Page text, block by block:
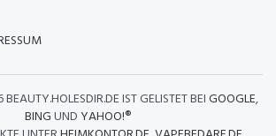
IST GELISTET BEIGOOGLE,
BINGUND YAHOO!®